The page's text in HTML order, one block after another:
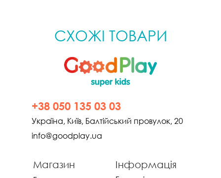
СХОЖІ ТОВАРИ
Магазин Інформація
+38 050 135 03 03
Україна, Київ, Балтійський провулок, 20
info@goodplay.ua